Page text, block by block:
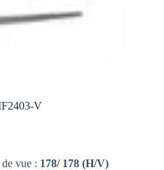
V
vue : 178/ 178 (H/V)